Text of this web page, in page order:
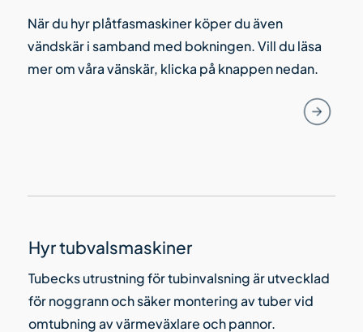
När du hyr plåtfasmaskiner köper du även
vändskär i samband med bokningen. Vill du läsa
mer om våra vänskär, klicka på knappen nedan.
Hyr tubvalsmaskiner
Tubecks utrustning för tubinvalsning är utvecklad
för noggrann och säker montering av tuber vid
omtubning av värmeväxlare och pannor.